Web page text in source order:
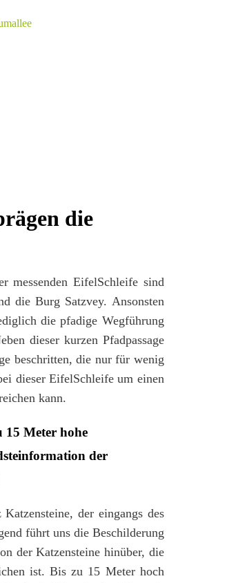
die
messenden EifelSchleife sind
die Burg Satzvey. Ansonsten
die pfadige Wegführung
dieser kurzen Pfadpassage
beschritten, die nur für wenig
dieser EifelSchleife um einen
kann.
15 Meter hohe
der
der eingangs des
führt uns die Beschilderung
der Katzensteine hinüber, die
ist. Bis zu 15 Meter hoch